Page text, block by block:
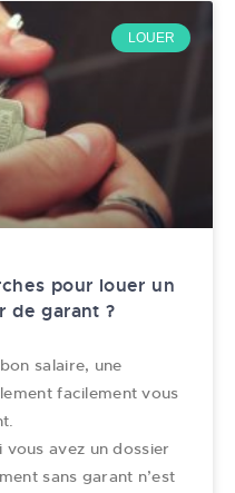
LOUER
pour louer un
de garant ?
salaire, une
facilement vous
vous avez un dossier
sans garant n’est